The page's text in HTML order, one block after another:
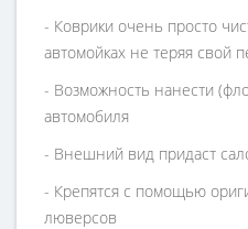
- Коврики очень просто
автомойках не теряя свой
- Возможность нанести
автомобиля
- Внешний вид придаст
- Крепятся с помощью
люверсов